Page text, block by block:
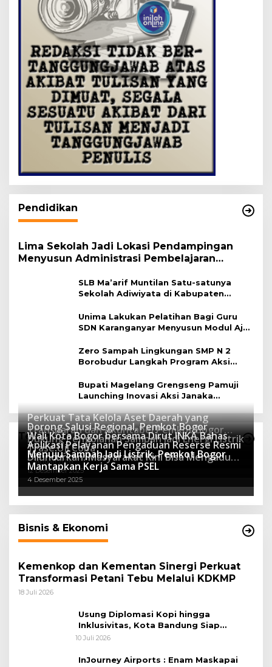
Pendidikan
Lima Sekolah Jadi Lokasi Pendampingan
Menyusun Administrasi Pembelajaran
SLB Ma’arif Muntilan Satu-satunya
Sekolah Adiwiyata di Kabupaten
Unima Lakukan Pelatihan Bagi Guru
SDN Karanganyar Menyusun Modul Ajar
Zero Sampah Lingkungan SMP N 2
Borobudur Langkah Program Aksi
Bupati Magelang Grengseng Pamuji
Launching Inovasi Aksi Janaka
Program Sekolah Adiwiyata
Teknologi
Perkuat Tata Kelola Aset Daerah yang
Transparan dan Akuntabel Pemkot Bogor
Luncurkan SIMASDA
8 Juli 2026
Dorong Salusi Regional, Pemkot Bogor
Dukung Pengolahan Sampah Jadi Energi Listrik
8 April 2026
Wali Kota Bogor bersama Dirut INKA Bahas
Trase Uji Coba
7 Januari 2026
Aplikasi Pelayanan Pengaduan Reserse Resmi
Diluncurkan: Masyarakat Kini Bisa Mengadu
Lebih Cepat, Mudah, dan Terintegrasi
12 Desember 2025
Menuju Sampah Jadi Listrik, Pemkot Bogor
Mantapkan Kerja Sama PSEL
4 Desember 2025
Bisnis & Ekonomi
Kemenkop dan Kementan Sinergi Perkuat
Transformasi Petani Tebu Melalui KDKMP
18 Juli 2026
Usung Diplomasi Kopi hingga
Inklusivitas, Kota Bandung Siap
Sambut 25 Duta Besar di Festival Asia
10 Juli 2026
InJourney Airports : Enam Maskapai